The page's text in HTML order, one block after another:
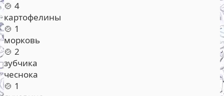
🍲 4
картофелины
🍲 1
морковь
🍲 2
зубчика
чеснока
🍲 1